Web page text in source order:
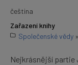
čeština
Zařazení knihy
Společenské vědy »
Nejkrásnější partie